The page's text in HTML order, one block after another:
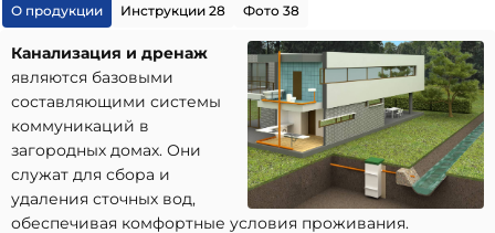
О продукции Инструкции 28 Фото 38
Канализация и дренаж
являются базовыми
составляющими системы
коммуникаций в
загородных домах. Они
служат для сбора и
удаления сточных вод,
обеспечивая комфортные условия проживания.